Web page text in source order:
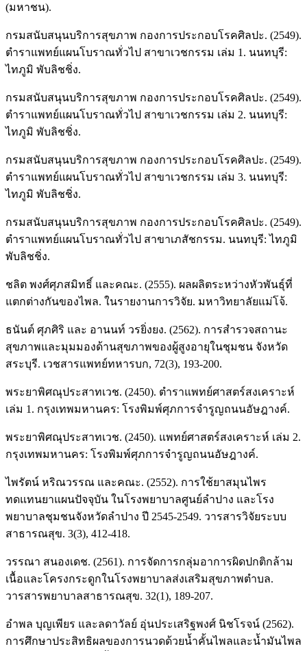
(มหาชน).
กรมสนับสนุนบริการสุขภาพ กองการประกอบโรคศิลปะ. (2549).
ตำราแพทย์แผนโบราณทั่วไป สาขาเวชกรรม เล่ม 1. นนทบุรี:
ไทภูมิ พับลิชชิ่ง.
กรมสนับสนุนบริการสุขภาพ กองการประกอบโรคศิลปะ. (2549).
ตำราแพทย์แผนโบราณทั่วไป สาขาเวชกรรม เล่ม 2. นนทบุรี:
ไทภูมิ พับลิชชิ่ง.
กรมสนับสนุนบริการสุขภาพ กองการประกอบโรคศิลปะ. (2549).
ตำราแพทย์แผนโบราณทั่วไป สาขาเวชกรรม เล่ม 3. นนทบุรี:
ไทภูมิ พับลิชชิ่ง.
กรมสนับสนุนบริการสุขภาพ กองการประกอบโรคศิลปะ. (2549).
ตำราแพทย์แผนโบราณทั่วไป สาขาเภสัชกรรม. นนทบุรี: ไทภูมิ
พับลิชชิ่ง.
ชลิต พงศ์ศุภสมิทธิ์ และคณะ. (2555). ผลผลิตระหว่างหัวพันธุ์ที่
แตกต่างกันของไพล. ในรายงานการวิจัย. มหาวิทยาลัยแม่โจ้.
ธนันต์ ศุภศิริ และ อานนท์ วรยิ่งยง. (2562). การสำรวจสถานะ
สุขภาพและมุมมองด้านสุขภาพของผู้สูงอายุในชุมชน จังหวัด
สระบุรี. เวชสารแพทย์ทหารบก, 72(3), 193-200.
พระยาพิศณุประสาทเวช. (2450). ตำราแพทย์ศาสตร์สงเคราะห์
เล่ม 1. กรุงเทพมหานคร: โรงพิมพ์ศุภการจำรูญถนนอัษฎางค์.
พระยาพิศณุประสาทเวช. (2450). แพทย์ศาสตร์สงเคราะห์ เล่ม 2.
กรุงเทพมหานคร: โรงพิมพ์ศุภการจำรูญถนนอัษฎางค์.
ไพรัตน์ หริณวรรณ และคณะ. (2552). การใช้ยาสมุนไพร
ทดแทนยาแผนปัจจุบัน ในโรงพยาบาลศูนย์ลำปาง และโรง
พยาบาลชุมชนจังหวัดลำปาง ปี 2545-2549. วารสารวิจัยระบบ
สาธารณสุข. 3(3), 412-418.
วรรณา สนองเดช. (2561). การจัดการกลุ่มอาการผิดปกติกล้าม
เนื้อและโครงกระดูกในโรงพยาบาลส่งเสริมสุขภาพตำบล.
วารสารพยาบาลสาธารณสุข. 32(1), 189-207.
อำพล บุญเพียร และลดาวัลย์ อุ่นประเสริฐพงศ์ นิชโรจน์ (2562).
การศึกษาประสิทธิผลของการนวดด้วยน้ำคั้นไพลและน้ำมันไพล